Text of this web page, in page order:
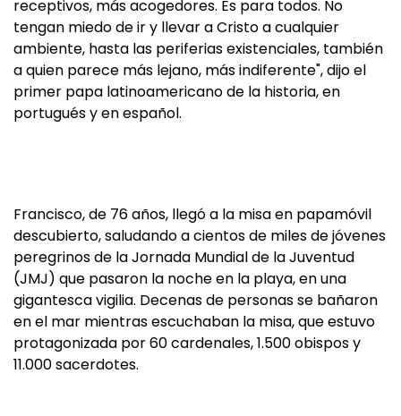
receptivos, más acogedores. Es para todos. No
tengan miedo de ir y llevar a Cristo a cualquier
ambiente, hasta las periferias existenciales, también
a quien parece más lejano, más indiferente", dijo el
primer papa latinoamericano de la historia, en
portugués y en español.
Francisco, de 76 años, llegó a la misa en papamóvil
descubierto, saludando a cientos de miles de jóvenes
peregrinos de la Jornada Mundial de la Juventud
(JMJ) que pasaron la noche en la playa, en una
gigantesca vigilia. Decenas de personas se bañaron
en el mar mientras escuchaban la misa, que estuvo
protagonizada por 60 cardenales, 1.500 obispos y
11.000 sacerdotes.